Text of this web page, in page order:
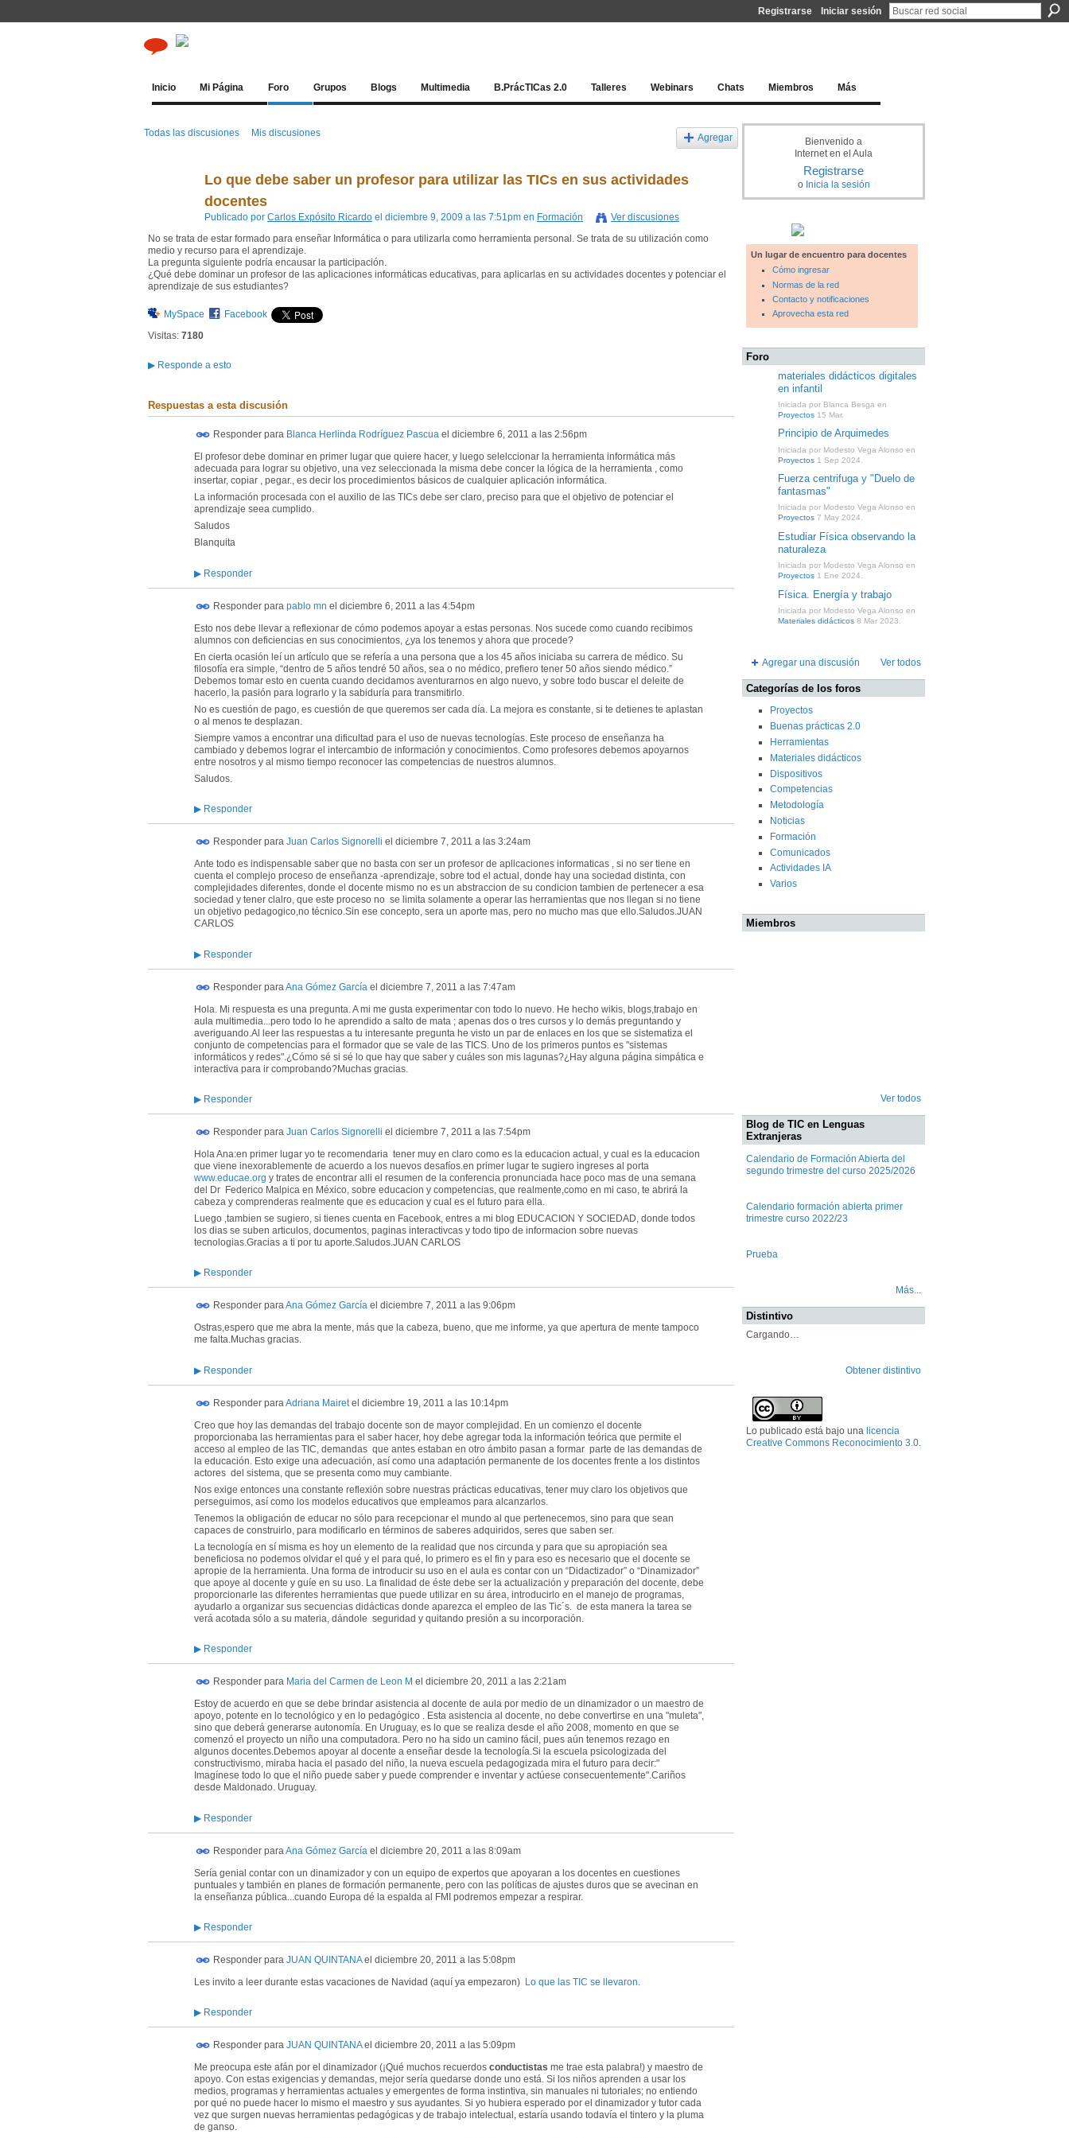
Registrarse Iniciar sesión
Inicio Mi Página Foro Grupos Blogs Multimedia B.PrácTICas 2.0 Talleres Webinars Chats Miembros Más
Todas las discusiones Mis discusiones Agregar
Lo que debe saber un profesor para utilizar las TICs en sus actividades
docentes
Publicado por Carlos Expósito Ricardo el diciembre 9, 2009 a las 7:51pm en Formación
Ver discusiones
No se trata de estar formado para enseñar Informática o para utilizarla como herramienta personal. Se trata de su utilización como
medio y recurso para el aprendizaje.
La pregunta siguiente podría encausar la participación.
¿Qué debe dominar un profesor de las aplicaciones informáticas educativas, para aplicarlas en su actividades docentes y potenciar el
aprendizaje de sus estudiantes?
MySpace
Facebook
Visitas: 7180
▶ Responde a esto
Respuestas a esta discusión
Responder para Blanca Herlinda Rodríguez Pascua el diciembre 6, 2011 a las 2:56pm
El profesor debe dominar en primer lugar que quiere hacer, y luego selelccionar la herramienta informática más
adecuada para lograr su objetivo, una vez seleccionada la misma debe concer la lógica de la herramienta , como
insertar, copiar , pegar., es decir los procedimientos básicos de cualquier aplicación informática.
La información procesada con el auxilio de las TICs debe ser claro, preciso para que el objetivo de potenciar el
aprendizaje seea cumplido.
Saludos
Blanquita
▶ Responder
Responder para pablo mn el diciembre 6, 2011 a las 4:54pm
Esto nos debe llevar a reflexionar de cómo podemos apoyar a estas personas. Nos sucede como cuando recibimos
alumnos con deficiencias en sus conocimientos, ¿ya los tenemos y ahora que procede?
En cierta ocasión leí un artículo que se refería a una persona que a los 45 años iniciaba su carrera de médico. Su
filosofía era simple, “dentro de 5 años tendré 50 años, sea o no médico, prefiero tener 50 años siendo médico.”
Debemos tomar esto en cuenta cuando decidamos aventurarnos en algo nuevo, y sobre todo buscar el deleite de
hacerlo, la pasión para lograrlo y la sabiduría para transmitirlo.
No es cuestión de pago, es cuestión de que queremos ser cada día. La mejora es constante, si te detienes te aplastan
o al menos te desplazan.
Siempre vamos a encontrar una dificultad para el uso de nuevas tecnologías. Este proceso de enseñanza ha
cambiado y debemos lograr el intercambio de información y conocimientos. Como profesores debemos apoyarnos
entre nosotros y al mismo tiempo reconocer las competencias de nuestros alumnos.
Saludos.
▶ Responder
Responder para Juan Carlos Signorelli el diciembre 7, 2011 a las 3:24am
Ante todo es indispensable saber que no basta con ser un profesor de aplicaciones informaticas , si no ser tiene en
cuenta el complejo proceso de enseñanza -aprendizaje, sobre tod el actual, donde hay una sociedad distinta, con
complejidades diferentes, donde el docente mismo no es un abstraccion de su condicion tambien de pertenecer a esa
sociedad y tener clalro, que este proceso no se limita solamente a operar las herramientas que nos llegan si no tiene
un objetivo pedagogico,no técnico.Sin ese concepto, sera un aporte mas, pero no mucho mas que ello.Saludos.JUAN
CARLOS
▶ Responder
Responder para Ana Gómez García el diciembre 7, 2011 a las 7:47am
Hola. Mi respuesta es una pregunta. A mi me gusta experimentar con todo lo nuevo. He hecho wikis, blogs,trabajo en
aula multimedia...pero todo lo he aprendido a salto de mata ; apenas dos o tres cursos y lo demás preguntando y
averiguando.Al leer las respuestas a tu interesante pregunta he visto un par de enlaces en los que se sistematiza el
conjunto de competencias para el formador que se vale de las TICS. Uno de los primeros puntos es "sistemas
informáticos y redes".¿Cómo sé si sé lo que hay que saber y cuáles son mis lagunas?¿Hay alguna página simpática e
interactiva para ir comprobando?Muchas gracias.
▶ Responder
Responder para Juan Carlos Signorelli el diciembre 7, 2011 a las 7:54pm
Hola Ana:en primer lugar yo te recomendaria tener muy en claro como es la educacion actual, y cual es la educacion
que viene inexorablemente de acuerdo a los nuevos desafíos.en primer lugar te sugiero ingreses al porta
www.educae.org y trates de encontrar alli el resumen de la conferencia pronunciada hace poco mas de una semana
del Dr Federico Malpica en México, sobre educacion y competencias, que realmente,como en mi caso, te abrirá la
cabeza y comprenderas realmente que es educacion y cual es el futuro para ella.
Luego ,tambien se sugiero, si tienes cuenta en Facebook, entres a mi blog EDUCACION Y SOCIEDAD, donde todos
los dias se suben articulos, documentos, paginas interactivcas y todo tipo de informacion sobre nuevas
tecnologias.Gracias a ti por tu aporte.Saludos.JUAN CARLOS
▶ Responder
Responder paraAna Gómez García el diciembre 7, 2011 a las 9:06pm
Ostras,espero que me abra la mente, más que la cabeza, bueno, que me informe, ya que apertura de mente tampoco
me falta.Muchas gracias.
▶ Responder
Responder para Adriana Mairet el diciembre 19, 2011 a las 10:14pm
Creo que hoy las demandas del trabajo docente son de mayor complejidad. En un comienzo el docente
proporcionaba las herramientas para el saber hacer, hoy debe agregar toda la información teórica que permite el
acceso al empleo de las TIC, demandas que antes estaban en otro ámbito pasan a formar parte de las demandas de
la educación. Esto exige una adecuación, así como una adaptación permanente de los docentes frente a los distintos
actores del sistema, que se presenta como muy cambiante.
Nos exige entonces una constante reflexión sobre nuestras prácticas educativas, tener muy claro los objetivos que
perseguimos, así como los modelos educativos que empleamos para alcanzarlos.
Tenemos la obligación de educar no sólo para recepcionar el mundo al que pertenecemos, sino para que sean
capaces de construirlo, para modificarlo en términos de saberes adquiridos, seres que saben ser.
La tecnología en sí misma es hoy un elemento de la realidad que nos circunda y para que su apropiación sea
beneficiosa no podemos olvidar el qué y el para qué, lo primero es el fin y para eso es necesario que el docente se
apropie de la herramienta. Una forma de introducir su uso en el aula es contar con un “Didactizador” o “Dinamizador”
que apoye al docente y guíe en su uso. La finalidad de éste debe ser la actualización y preparación del docente, debe
proporcionarle las diferentes herramientas que puede utilizar en su área, introducirlo en el manejo de programas,
ayudarlo a organizar sus secuencias didácticas donde aparezca el empleo de las Tic´s. de esta manera la tarea se
verá acotada sólo a su materia, dándole seguridad y quitando presión a su incorporación.
▶ Responder
Responder para Maria del Carmen de Leon M el diciembre 20, 2011 a las 2:21am
Estoy de acuerdo en que se debe brindar asistencia al docente de aula por medio de un dinamizador o un maestro de
apoyo, potente en lo tecnológico y en lo pedagógico . Esta asistencia al docente, no debe convertirse en una "muleta",
sino que deberá generarse autonomía. En Uruguay, es lo que se realiza desde el año 2008, momento en que se
comenzó el proyecto un niño una computadora. Pero no ha sido un camino fácil, pues aún tenemos rezago en
algunos docentes.Debemos apoyar al docente a enseñar desde la tecnología.Si la escuela psicologizada del
constructivismo, miraba hacia el pasado del niño, la nueva escuela pedagogizada mira el futuro para decir:"
Imagínese todo lo que el niño puede saber y puede comprender e inventar y actúese consecuentemente".Cariños
desde Maldonado. Uruguay.
▶ Responder
Responder para Ana Gómez García el diciembre 20, 2011 a las 8:09am
Sería genial contar con un dinamizador y con un equipo de expertos que apoyaran a los docentes en cuestiones
puntuales y también en planes de formación permanente, pero con las políticas de ajustes duros que se avecinan en
la enseñanza pública...cuando Europa dé la espalda al FMI podremos empezar a respirar.
▶ Responder
Responder para JUAN QUINTANAel diciembre 20, 2011 a las 5:08pm
Les invito a leer durante estas vacaciones de Navidad (aquí ya empezaron) Lo que las TIC se llevaron.
▶ Responder
Responder para JUAN QUINTANAel diciembre 20, 2011 a las 5:09pm
Me preocupa este afán por el dinamizador (¡Qué muchos recuerdos conductistas me trae esta palabra!) y maestro de
apoyo. Con estas exigencias y demandas, mejor sería quedarse donde uno está. Si los niños aprenden a usar los
medios, programas y herramientas actuales y emergentes de forma instintiva, sin manuales ni tutoriales; no entiendo
por qué no puede hacer lo mismo el maestro y sus ayudantes. Si yo hubiera esperado por el dinamizador y tutor cada
vez que surgen nuevas herramientas pedagógicas y de trabajo intelectual, estaría usando todavía el tintero y la pluma
de ganso.
Bienvenido a
Internet en el Aula
Registrarse
o Inicia la sesión
Un lugar de encuentro para docentes
Cómo ingresar
Normas de la red
Contacto y notificaciones
Aprovecha esta red
Foro
materiales didácticos digitales
en infantil
Iniciada por Blanca Besga en
Proyectos 15 Mar.
Principio de Arquimedes
Iniciada por Modesto Vega Alonso en
Proyectos 1 Sep 2024.
Fuerza centrifuga y "Duelo de
fantasmas"
Iniciada por Modesto Vega Alonso en
Proyectos 7 May 2024.
Estudiar Física observando la
naturaleza
Iniciada por Modesto Vega Alonso en
Proyectos 1 Ene 2024.
Física. Energía y trabajo
Iniciada por Modesto Vega Alonso en
Materiales didácticos 8 Mar 2023.
Agregar una discusión Ver todos
Categorías de los foros
Proyectos
Buenas prácticas 2.0
Herramientas
Materiales didácticos
Dispositivos
Competencias
Metodología
Noticias
Formación
Comunicados
Actividades IA
Varios
Miembros
Ver todos
Blog de TIC en Lenguas
Extranjeras
Calendario de Formación Abierta del
segundo trimestre del curso 2025/2026
Calendario formación abierta primer
trimestre curso 2022/23
Prueba
Más...
Distintivo
Cargando…
Obtener distintivo
Lo publicado está bajo una licencia
Creative Commons Reconocimiento 3.0.